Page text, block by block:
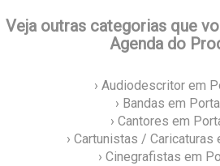
Veja outras categorias que
Agenda do
› Audiodescritor em
› Bandas em
› Cantores em
› Cartunistas / Caricaturas
› Cinegrafistas em